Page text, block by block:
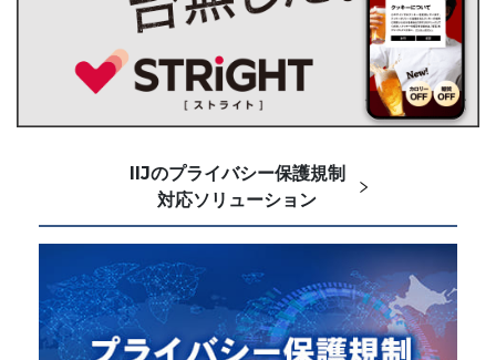
IIJのプライバシー保護規制
対応ソリューション